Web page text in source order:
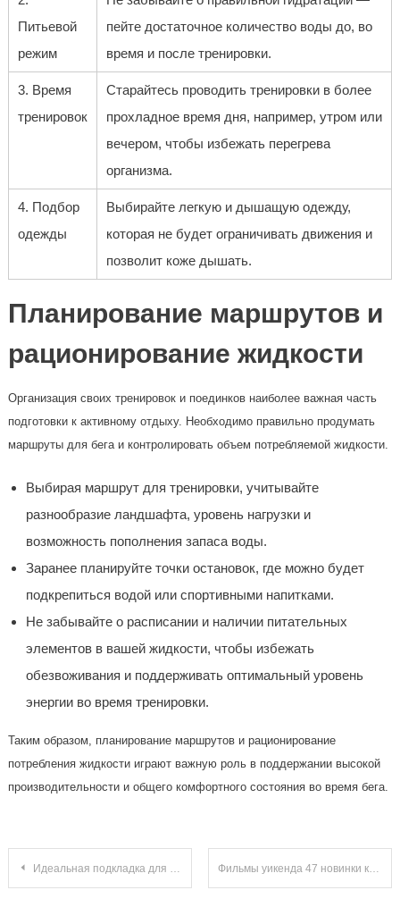
Питьевой
режим
пейте достаточное количество воды до, во
время и после тренировки.
3. Время
тренировок
Старайтесь проводить тренировки в более
прохладное время дня, например, утром или
вечером, чтобы избежать перегрева
организма.
4. Подбор
одежды
Выбирайте легкую и дышащую одежду,
которая не будет ограничивать движения и
позволит коже дышать.
Планирование маршрутов и
рационирование жидкости
Организация своих тренировок и поединков наиболее важная часть
подготовки к активному отдыху. Необходимо правильно продумать
маршруты для бега и контролировать объем потребляемой жидкости.
Выбирая маршрут для тренировки, учитывайте
разнообразие ландшафта, уровень нагрузки и
возможность пополнения запаса воды.
Заранее планируйте точки остановок, где можно будет
подкрепиться водой или спортивными напитками.
Не забывайте о расписании и наличии питательных
элементов в вашей жидкости, чтобы избежать
обезвоживания и поддерживать оптимальный уровень
энергии во время тренировки.
Таким образом, планирование маршрутов и рационирование
потребления жидкости играют важную роль в поддержании высокой
производительности и общего комфортного состояния во время бега.
Навигация по записям
Идеальная подкладка для балконного пола: Как сделать правильный выбор и создать уютное пространство! Фильмы уикенда 47 новинки кино и лидеры проката